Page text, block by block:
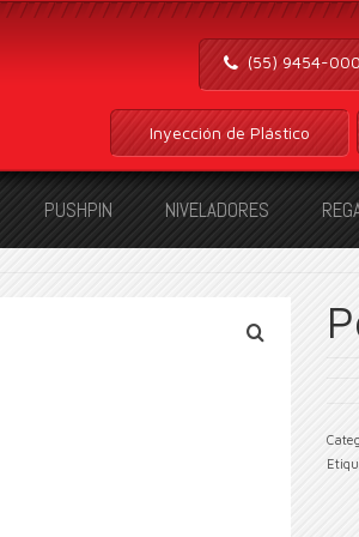
(55) 9454-
Inyección de Plástico
PUSHPIN NIVELADORES